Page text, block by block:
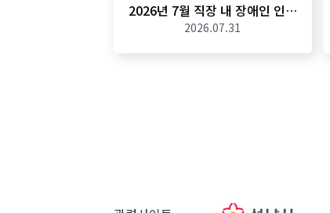
2026년 7월 직장 내 장애인 인…
2026.07.31